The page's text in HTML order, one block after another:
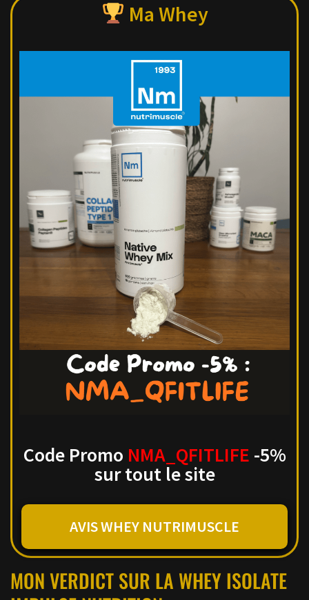
Ma Whey
Code Promo NMA_QFITLIFE -5%
sur tout le site
AVIS WHEY NUTRIMUSCLE
MON VERDICT SUR LA WHEY ISOLATE